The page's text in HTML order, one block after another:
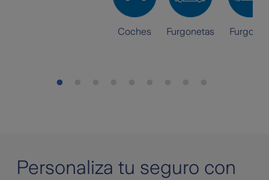
Coches Furgonetas Furgones
Personaliza tu seguro con